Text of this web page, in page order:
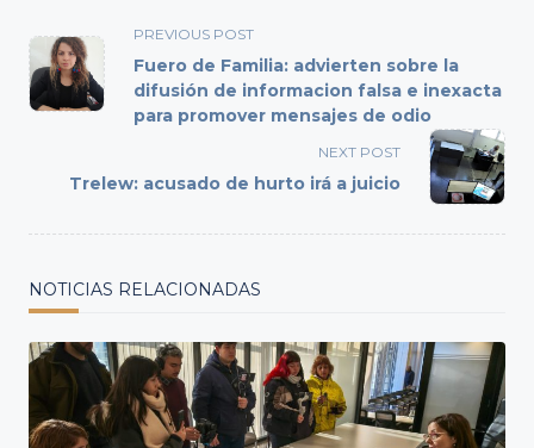
<span
class="nav-
subtitle
screen-
text">Page</span>
PREVIOUS POST
Fuero de Familia: advierten sobre la
difusión de informacion falsa e inexacta
para promover mensajes de odio
NEXT POST
Trelew: acusado de hurto irá a juicio
NOTICIAS RELACIONADAS